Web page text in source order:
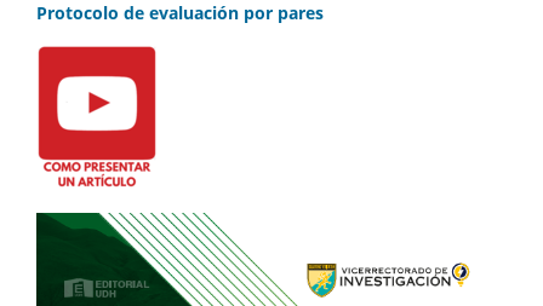
Protocolo de evaluación por pares